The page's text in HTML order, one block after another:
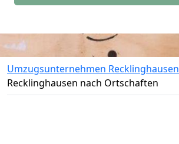
Umzugsunternehmen Recklinghausen
Recklinghausen nach Ortschaften